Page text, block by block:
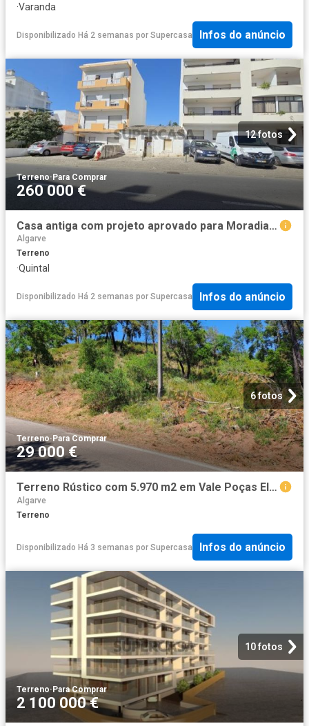
·Varanda
Disponibilizado Há 2 semanas por Supercasa Infos do anúncio
12 fotos
Terreno·Para Comprar
260 000 €
Casa antiga com projeto aprovado para Moradia v3+1 em Loulé
Algarve
Terreno
·Quintal
Disponibilizado Há 2 semanas por Supercasa Infos do anúncio
6 fotos
Terreno· Para Comprar
29 000 €
Terreno Rústico com 5.970 m2 em Vale Poças Electricidade e Fonte Água Alte
Algarve
Terreno
Disponibilizado Há 3 semanas por Supercasa Infos do anúncio
10 fotos
Terreno·Para Comprar
2 100 000 €